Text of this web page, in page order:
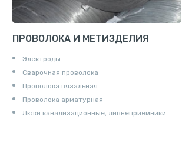
ПРОВОЛОКА И МЕТИЗДЕЛИЯ
Электроды
Сварочная проволока
Проволока вязальная
Проволока арматурная
Люки канализационные, ливнеприемники